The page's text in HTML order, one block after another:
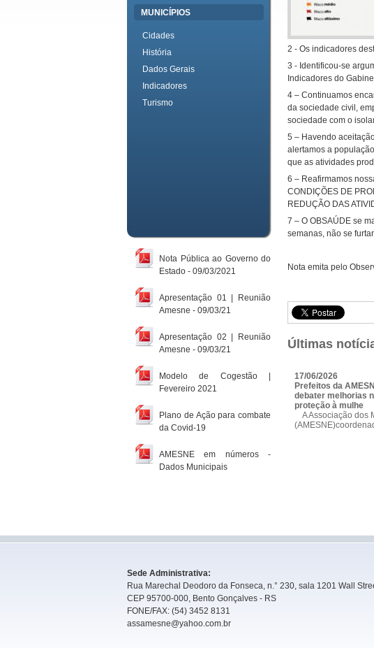
MUNICÍPIOS
Cidades
História
Dados Gerais
Indicadores
Turismo
Nota Pública ao Governo do
Estado - 09/03/2021
Apresentação 01 | Reunião
Amesne - 09/03/21
Apresentação 02 | Reunião
Amesne - 09/03/21
Modelo de Cogestão |
Fevereiro 2021
Plano de Ação para combate
da Covid-19
AMESNE em números -
Dados Municipais
2 - Os indicadores
3 - Identificou-se
Indicadores do
4 – Continuamos
da sociedade civil,
sociedade com o
5 – Havendo
alertamos a
que as atividades
6 – Reafirmamos
CONDIÇÕES DE
REDUÇÃO DAS
7 – O OBSAÚDE se
semanas, não se
Nota emita pelo
Últimas
17/06/2026
Prefeitos da
debater melhorias
proteção à mulhe
A Associação dos
Sede Administrativa:
Rua Marechal Deodoro da Fonseca, n.° 230, sala 1201 Wall
CEP 95700-000, Bento Gonçalves - RS
FONE/FAX: (54) 3452 8131
assamesne@yahoo.com.br